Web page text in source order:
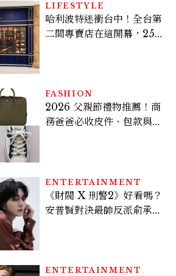
LIFESTYLE
哈利波特迷衝台中！全台第
二間專賣店在這開幕，25週
FASHION
2026 父親節禮物推薦！商
務爸爸必收皮件、包款與鞋
ENTERTAINMENT
《財閥 X 刑警2》好看嗎？
安普賢對決最帥反派俞承
多大？
ENTERTAINMENT